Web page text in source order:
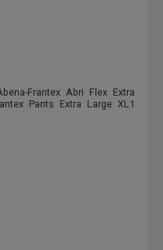
Frantex Abri Flex Extra
Pants Extra Large XL1